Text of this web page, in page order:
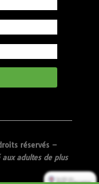
réservés –
aux adultes de plus